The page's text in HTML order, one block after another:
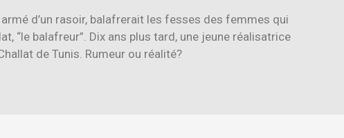
d’un rasoir, balafrerait les fesses des femmes qui
“le balafreur”. Dix ans plus tard, une jeune réalisatrice
de Tunis. Rumeur ou réalité?